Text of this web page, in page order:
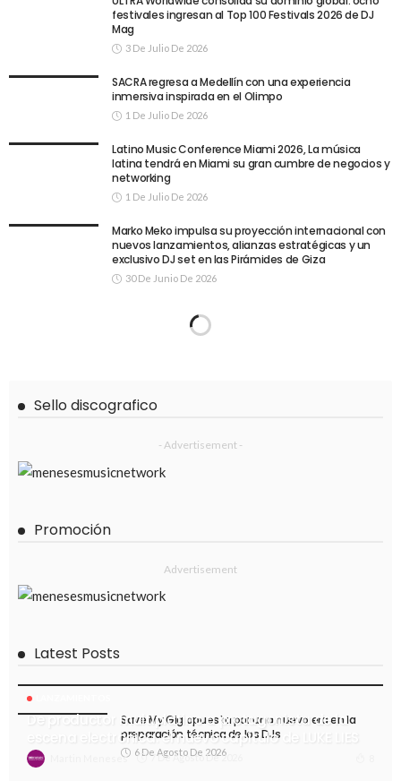
festivales ingresan al Top 100 Festivals 2026 de DJ
Mag
3 De Julio De 2026
SACRA regresa a Medellín con una experiencia
inmersiva inspirada en el Olimpo
1 De Julio De 2026
Latino Music Conference Miami 2026, La música
latina tendrá en Miami su gran cumbre de negocios y
networking
1 De Julio De 2026
Marko Meko impulsa su proyección internacional con
nuevos lanzamientos, alianzas estratégicas y un
exclusivo DJ set en las Pirámides de Giza
30 De Junio De 2026
Sello discografico
- Advertisement -
Promoción
Advertisement
Latest Posts
De productor multiplatino a protagonista de la
escena electrónica: el nuevo capítulo de LUKE LIES
Martin Meneses 7 De Agosto De 2026
Save My Gig apuesta por una nueva era en la
preparación técnica de los DJs
6 De Agosto De 2026